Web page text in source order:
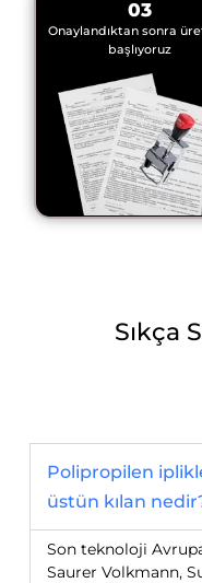
03
Onaylandıktan sonra
başlıyoruz
Sıkça
Polipropilen
üstün kılan
Son teknoloji
Saurer Volkmann,